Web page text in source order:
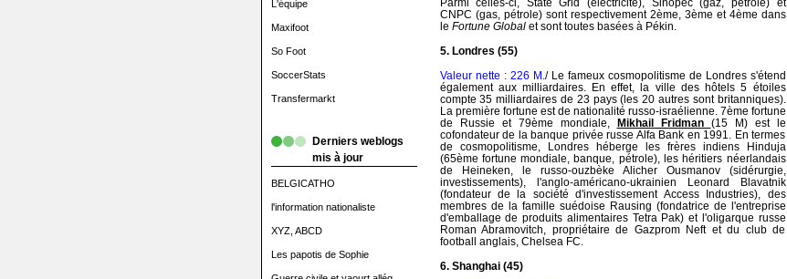
L'équipe
Maxifoot
So Foot
SoccerStats
Transfermarkt
Derniers weblogs
mis à jour
BELGICATHO
l'information nationaliste
XYZ, ABCD
Les papotis de Sophie
CNPC (gas, pétrole) sont respectivement 2ème, 3ème et 4ème dans
le Fortune Globalet sont toutes basées à Pékin.
5. Londres (55)
Valeur nette : 226 M. / Le fameux cosmopolitisme de Londres s'étend
également aux milliardaires. En effet, la ville des hôtels 5 étoiles
compte 35 milliardaires de 23 pays (les 20 autres sont britanniques).
La première fortune est de nationalité russo-israélienne. 7ème fortune
de Russie et 79ème mondiale, Mikhail Fridman (15 M) est le
cofondateur de la banque privée russe Alfa Bank en 1991. En termes
de cosmopolitisme, Londres héberge les frères indiens Hinduja
(65ème fortune mondiale, banque, pétrole), les héritiers néerlandais
de Heineken, le russo-ouzbèke Alicher Ousmanov (sidérurgie,
investissements), l'anglo-américano-ukrainien Leonard Blavatnik
(fondateur de la société d'investissement Access Industries), des
membres de la famille suédoise Rausing (fondatrice de l'entreprise
d'emballage de produits alimentaires Tetra Pak) et l'oligarque russe
Roman Abramovitch, propriétaire de Gazprom Neft et du club de
football anglais, Chelsea FC.
6. Shanghai (45)